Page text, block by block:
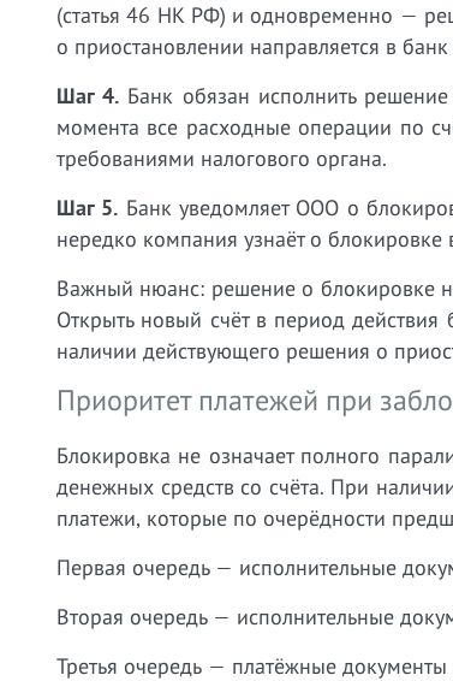
(статья 46 НК РФ) и одновременно —
о приостановлении направляется в
Шаг 4. Банк обязан исполнить
момента все расходные операции по
требованиями налогового органа.
Шаг 5. Банк уведомляет ООО о
нередко компания узнаёт о блокировке
Важный нюанс: решение о блокировке
Открыть новый счёт в период
наличии действующего решения о
Приоритет платежей при
Блокировка не означает полного
денежных средств со счёта. При
платежи, которые по очерёдности
Первая очередь — исполнительные
Вторая очередь — исполнительные
Третья очередь — платёжные